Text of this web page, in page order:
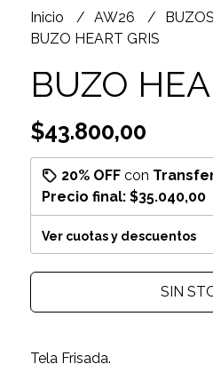
Inicio AW26
BUZOS
BUZO HEART GRIS
BUZO
$43.800,00
20% OFFcon
Precio final: $35.040,00
Ver cuotas y descuentos
SIN
Tela Frisada.